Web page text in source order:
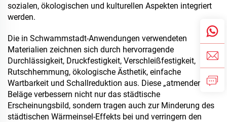
sozialen, ökologischen und kulturellen Aspekten integriert
werden.
Die in Schwammstadt-Anwendungen verwendeten
Materialien zeichnen sich durch hervorragende
Durchlässigkeit, Druckfestigkeit, Verschleißfestigkeit,
Rutschhemmung, ökologische Ästhetik, einfache
Wartbarkeit und Schallreduktion aus. Diese „atmenden“
Beläge verbessern nicht nur das städtische
Erscheinungsbild, sondern tragen auch zur Minderung des
städtischen Wärmeinsel-Effekts bei und verringern den